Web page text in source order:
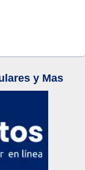
y Mas